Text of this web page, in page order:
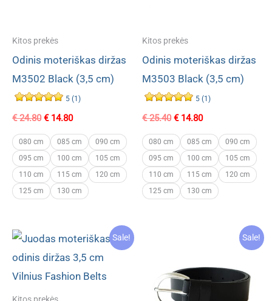
Kitos prekės
Odinis moteriškas diržas
M3502 Black (3,5 cm)
5 (1)
€24.80 Original
was:
€ 24.80.
€14.80Current
is:
€ 14.80.
080 cm 085 cm
090 cm
095 cm
100 cm
105 cm
110 cm
115 cm
120 cm
125 cm
130 cm
Kitos prekės
Odinis moteriškas diržas
M3503 Black (3,5 cm)
5 (1)
€25.40 Original
was:
€ 25.40.
€14.80Current
is:
€ 14.80.
080 cm 085 cm
090 cm
095 cm
100 cm
105 cm
110 cm
115 cm
120 cm
125 cm
130 cm
Sale! Sale!